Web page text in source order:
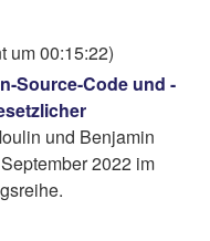
um 00:15:22)
Source-Code und -
und Benjamin
2022 im